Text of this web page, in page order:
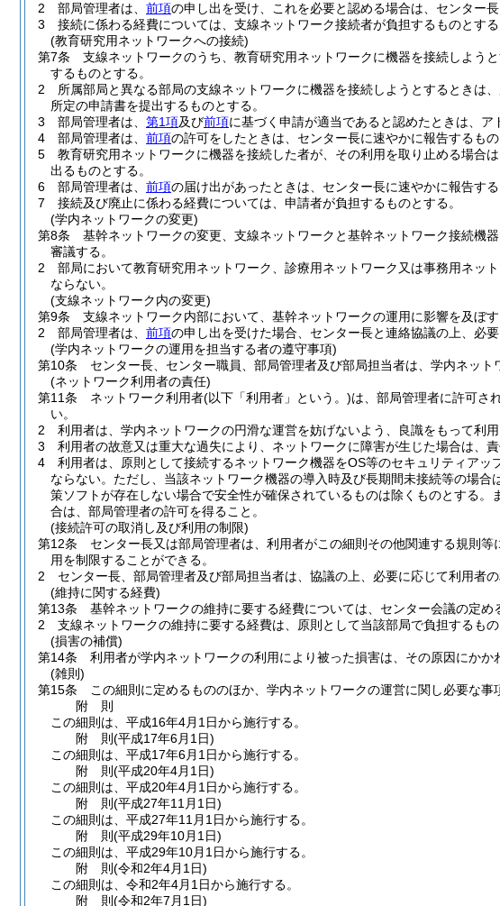
2
部局管理者は、 前項の申し出を受け、これを必要と認める場合は、センター
3
接続に係わる経費については、支線ネットワーク接続者が負担するものとする
(教育研究用ネットワークへの接続)
第7条
支線ネットワークのうち、教育研究用ネットワークに機器を接続しよう
するものとする。
2
所属部局と異なる部局の支線ネットワークに機器を接続しようとするときは
所定の申請書を提出するものとする。
3
部局管理者は、 第1項及び前項に基づく申請が適当であると認めたときは、ア
4
部局管理者は、 前項の許可をしたときは、センター長に速やかに報告するもの
5
教育研究用ネットワークに機器を接続した者が、その利用を取り止める場合
出るものとする。
6
部局管理者は、 前項の届け出があったときは、センター長に速やかに報告する
7
接続及び廃止に係わる経費については、申請者が負担するものとする。
(学内ネットワークの変更)
第8条
基幹ネットワークの変更、支線ネットワークと基幹ネットワーク接続機
審議する。
2
部局において教育研究用ネットワーク、診療用ネットワーク又は事務用ネッ
ならない。
(支線ネットワーク内の変更)
第9条
支線ネットワーク内部において、基幹ネットワークの運用に影響を及ぼ
2
部局管理者は、 前項の申し出を受けた場合、センター長と連絡協議の上、必
(学内ネットワークの運用を担当する者の遵守事項)
第10条
センター長、センター職員、部局管理者及び部局担当者は、学内ネット
(ネットワーク利用者の責任)
第11条
ネットワーク利用者(以下「利用者」という。)は、部局管理者に許可さ
い。
2
利用者は、学内ネットワークの円滑な運営を妨げないよう、良識をもって利用
3
利用者の故意又は重大な過失により、ネットワークに障害が生じた場合は、責
4
利用者は、原則として接続するネットワーク機器をOS等のセキュリティア
ならない。 ただし、当該ネットワーク機器の導入時及び長期間未接続等の場
策ソフトが存在しない場合で安全性が確保されているものは除くものとする。
合は、部局管理者の許可を得ること。
(接続許可の取消し及び利用の制限)
第12条
センター長又は部局管理者は、利用者がこの細則その他関連する規則
用を制限することができる。
2
センター長、部局管理者及び部局担当者は、協議の上、必要に応じて利用者
(維持に関する経費)
第13条
基幹ネットワークの維持に要する経費については、センター会議の定め
2
支線ネットワークの維持に要する経費は、原則として当該部局で負担するもの
(損害の補償)
第14条
利用者が学内ネットワークの利用により被った損害は、その原因にかか
(雑則)
第15条
この細則に定めるもののほか、学内ネットワークの運営に関し必要な事
附 則
この細則は、平成16年4月1日から施行する。
附 則(平成17年6月1日)
この細則は、平成17年6月1日から施行する。
附 則(平成20年4月1日)
この細則は、平成20年4月1日から施行する。
附 則(平成27年11月1日)
この細則は、平成27年11月1日から施行する。
附 則(平成29年10月1日)
この細則は、平成29年10月1日から施行する。
附 則(令和2年4月1日)
この細則は、令和2年4月1日から施行する。
附 則(令和2年7月1日)